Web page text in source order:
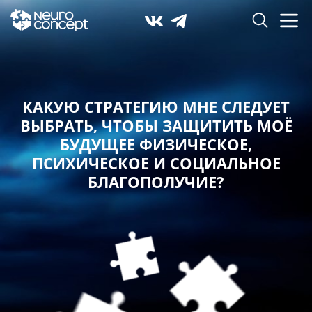
КАКУЮ СТРАТЕГИЮ МНЕ СЛЕДУЕТ
ВЫБРАТЬ,ЧТОБЫ ЗАЩИТИТЬ МОЁ
БУДУЩЕЕ ФИЗИЧЕСКОЕ,
ПСИХИЧЕСКОЕ И СОЦИАЛЬНОЕ
БЛАГОПОЛУЧИЕ?